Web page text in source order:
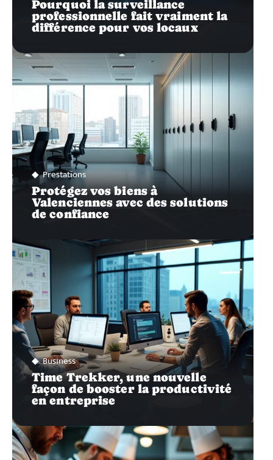
Pourquoi la surveillance
professionnelle fait vraiment la
différence pour vos locaux
Prestations
Protégez vos biens à
Valenciennes avec des solutions
de confiance
Business
Time Trekker, une nouvelle
façon de booster la productivité
en entreprise